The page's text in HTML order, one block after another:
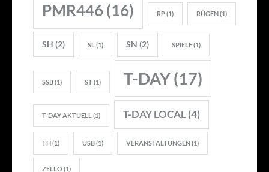
PMR446(16) RP(1) RÜGEN(1)
SH (2) SL (1) SN (2) SPIELE(1)
SSB(1) ST(1) T-DAY(17)
T-DAY AKTUELL (1) T-DAY LOCAL(4)
TH(1) USB(1) VERANSTALTUNGEN(1)
ZELLO(1)